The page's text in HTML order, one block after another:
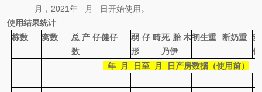
月， 2021年 月 日开始使用。
使用结果统计
栋数
窝数
总产仔
数
健仔
弱仔畸
形
死胎木
乃伊
初生重 断奶重
仔
年 月 日至 月 日产房数据（使用前）